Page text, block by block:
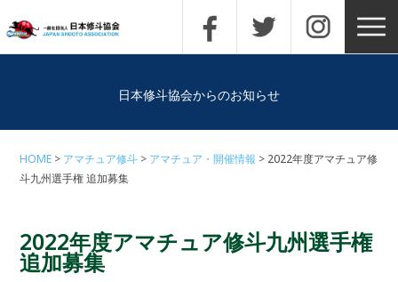
日本修斗協会からのお知らせ
HOME アマチュア修斗 アマチュア・開催情報
2022年度アマチュア修
斗九州選手権 追加募集
2022年度アマチュア修斗九州選手権
追加募集